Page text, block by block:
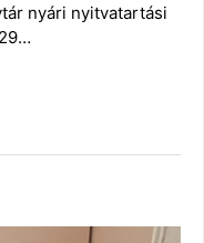
nyári nyitvatartási